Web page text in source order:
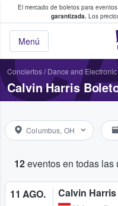
El mercado de boletos para
garantizada. Los
Menú
fans compran
Conciertos/ Dance and Electronic
Calvin Harris
Columbus, OH
12eventos en todas las
11 AGO. Calvin